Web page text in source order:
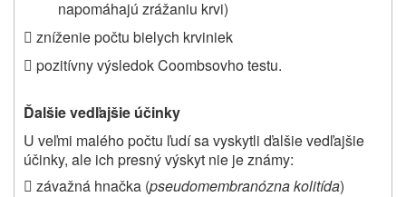
napomáhajú zrážaniu krvi)
 zníženie počtu bielych krviniek
 pozitívny výsledok Coombsovho testu.
Ďalšie vedľajšie účinky
U veľmi malého počtu ľudí sa vyskytli ďalšie vedľajšie
účinky, ale ich presný výskyt nie je známy:
 závažná hnačka (pseudomembranózna kolitída)